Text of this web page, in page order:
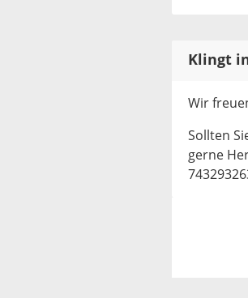
Klingt
Wir
Sollten
gerne